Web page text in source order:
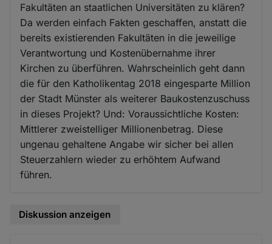
Fakultäten an staatlichen Universitäten zu klären?
Da werden einfach Fakten geschaffen, anstatt die
bereits existierenden Fakultäten in die jeweilige
Verantwortung und Kostenübernahme ihrer
Kirchen zu überführen. Wahrscheinlich geht dann
die für den Katholikentag 2018 eingesparte Million
der Stadt Münster als weiterer Baukostenzuschuss
in dieses Projekt? Und: Voraussichtliche Kosten:
Mittlerer zweistelliger Millionenbetrag. Diese
ungenau gehaltene Angabe wir sicher bei allen
Steuerzahlern wieder zu erhöhtem Aufwand
führen.
Diskussion anzeigen